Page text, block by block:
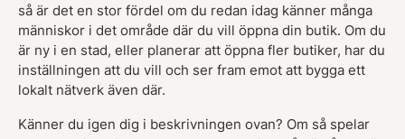
så är det en stor fördel om du redan idag känner många
människor i det område där du vill öppna din butik. Om du
är ny i en stad, eller planerar att öppna fler butiker, har du
inställningen att du vill och ser fram emot att bygga ett
lokalt nätverk även där.
Känner du igen dig i beskrivningen ovan? Om så spelar